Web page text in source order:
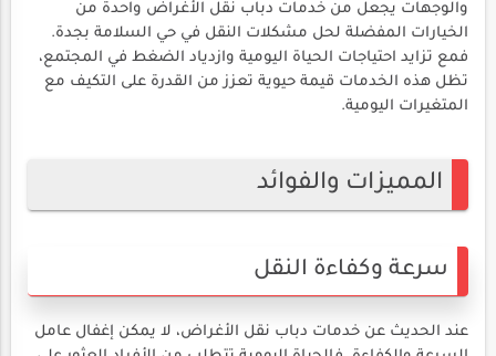
والوجهات يجعل من خدمات دباب نقل الأغراض واحدة من
الخيارات المفضلة لحل مشكلات النقل في حي السلامة بجدة.
فمع تزايد احتياجات الحياة اليومية وازدياد الضغط في المجتمع،
تظل هذه الخدمات قيمة حيوية تعزز من القدرة على التكيف مع
المتغيرات اليومية.
المميزات والفوائد
سرعة وكفاءة النقل
عند الحديث عن خدمات دباب نقل الأغراض، لا يمكن إغفال عامل